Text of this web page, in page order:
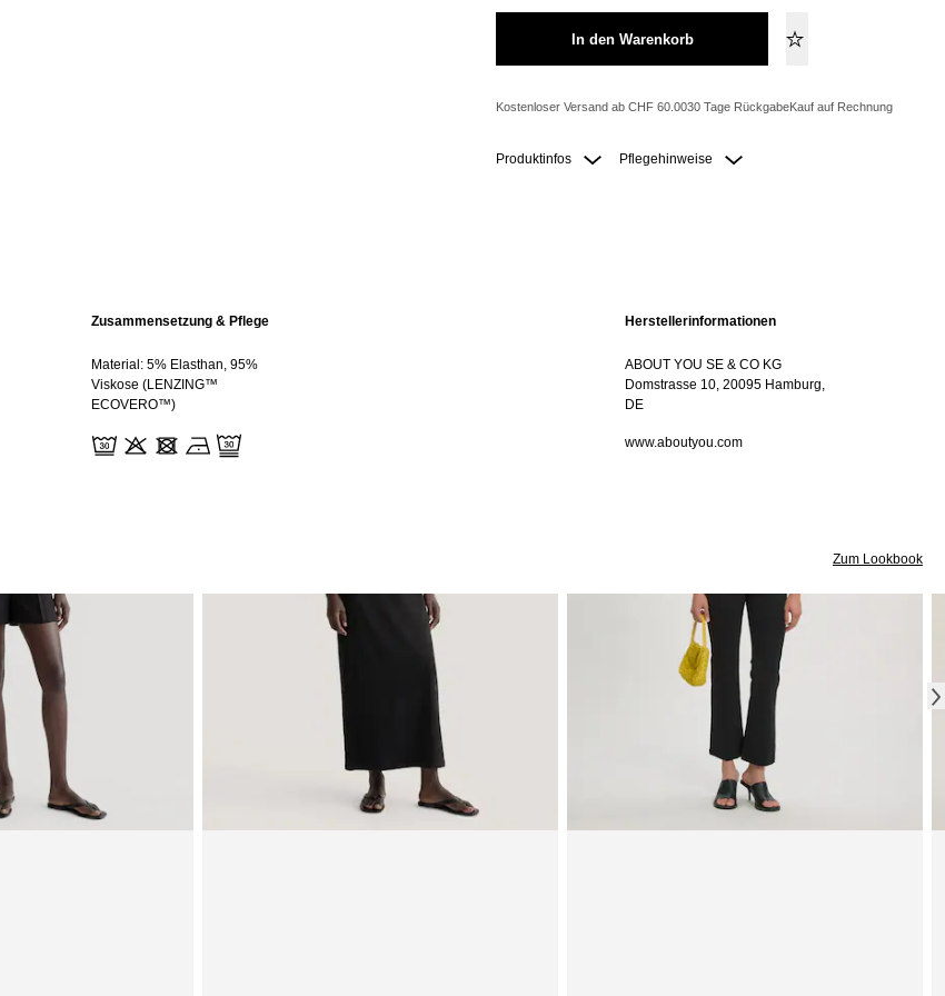
In den Warenkorb
Kostenloser Versand ab CHF 60.0030 Tage RückgabeKauf auf Rechnung
Produktinfos Pflegehinweise
Zusammensetzung & Pflege
Material: 5% Elasthan, 95%
Viskose (LENZING™
ECOVERO™)
Herstellerinformationen
ABOUT YOU SE & CO KG
Domstrasse 10, 20095 Hamburg,
DE
www.aboutyou.com
Zum Lookbook